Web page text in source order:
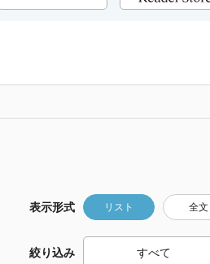
表示形式 リスト 全文
絞り込み